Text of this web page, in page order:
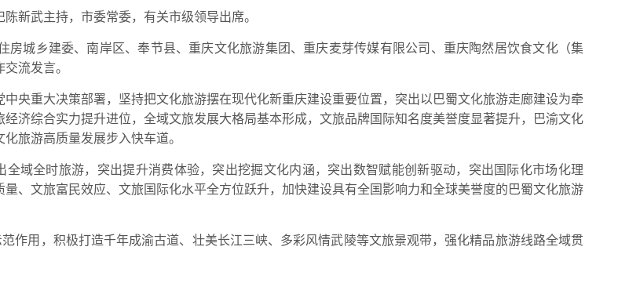
新武主持，市委常委，有关市级领导出席。
房城乡建委、南岸区、奉节县、重庆文化旅游集团、重庆麦芽传媒有限公司、重庆陶然居饮食文化（集
流发言。
央重大决策部署，坚持把文化旅游摆在现代化新重庆建设重要位置，突出以巴蜀文化旅游走廊建设为牵
济综合实力提升进位，全域文旅发展大格局基本形成，文旅品牌国际知名度美誉度显著提升，巴渝文化
旅游高质量发展步入快车道。
全域全时旅游，突出提升消费体验，突出挖掘文化内涵，突出数智赋能创新驱动，突出国际化市场化理
、文旅富民效应、文旅国际化水平全方位跃升，加快建设具有全国影响力和全球美誉度的巴蜀文化旅游
作用，积极打造千年成渝古道、壮美长江三峡、多彩风情武陵等文旅景观带，强化精品旅游线路全域贯